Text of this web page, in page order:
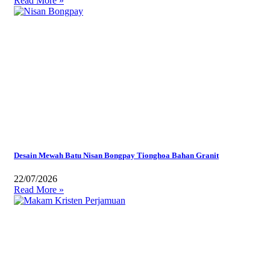
Desain Mewah Batu Nisan Bongpay Tionghoa Bahan Granit
22/07/2026
Read More »